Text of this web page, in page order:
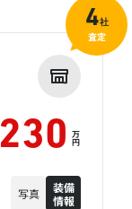
230 万
円
写真
装備
情報
4社
査定